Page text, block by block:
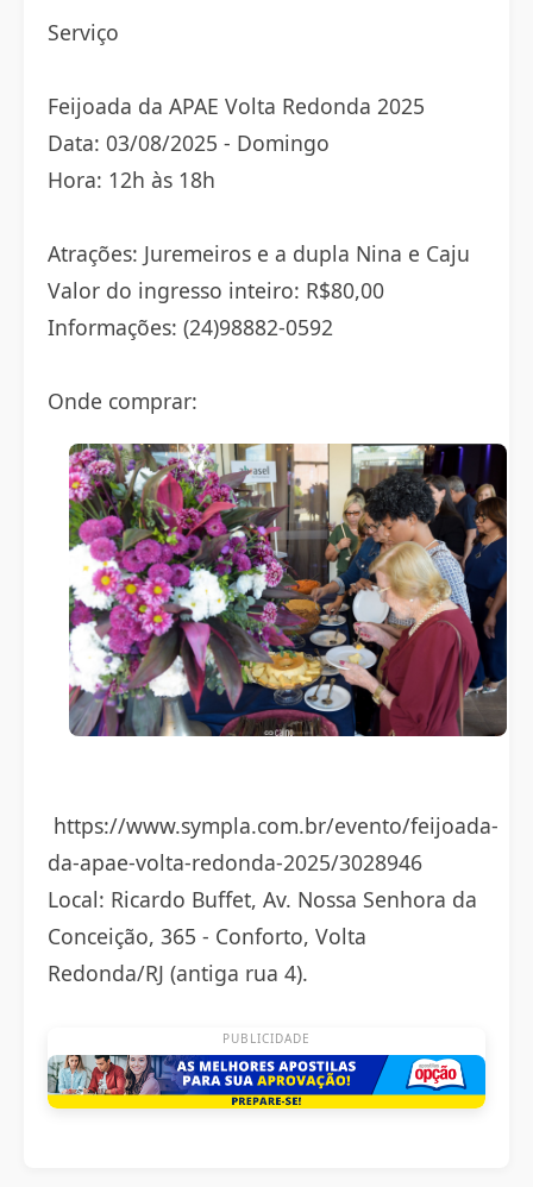
Serviço
Feijoada da APAE Volta Redonda 2025
Data: 03/08/2025 - Domingo
Hora: 12h às 18h
Atrações: Juremeiros e a dupla Nina e Caju
Valor do ingresso inteiro: R$80,00
Informações: (24)98882-0592
Onde comprar:
https://www.sympla.com.br/evento/feijoada-
da-apae-volta-redonda-2025/3028946
Local: Ricardo Buffet, Av. Nossa Senhora da
Conceição, 365 - Conforto, Volta
Redonda/RJ (antiga rua 4).
PUBLICIDADE